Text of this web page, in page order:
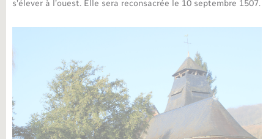
Parrainage civil
Recensement militaire
Concessions funéraires
Info jeunes
Maison des jeunes (11-17 ans)
Associations
Bornes de recharge électrique
Travaux - Autorisation d’occupation de l’espace
Publications
Agenda
Budget
La Communauté de communes
s’élever à l’ouest. Elle sera reconsacrée le 10 septembre 1507.